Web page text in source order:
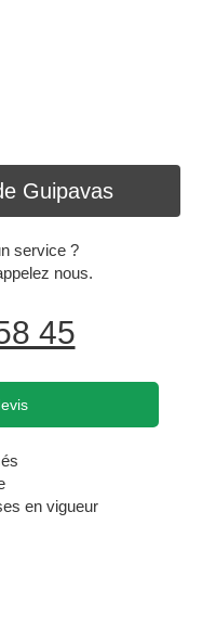
Guipavas
service ?
nous.
45
en vigueur